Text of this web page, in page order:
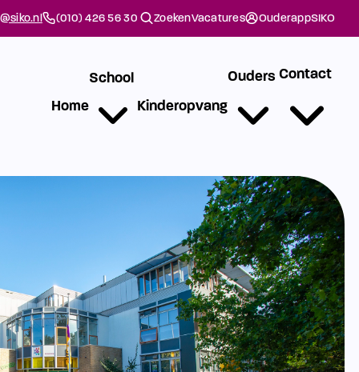
(010) 426 56 30 ZoekenVacatures OuderappSIKO
Home
School
Kinderopvang
Ouders Contact